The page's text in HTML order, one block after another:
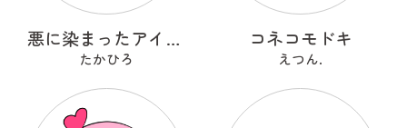
悪に染まったアイスクリーム
たかひろ
コネコモドキ
えつん.